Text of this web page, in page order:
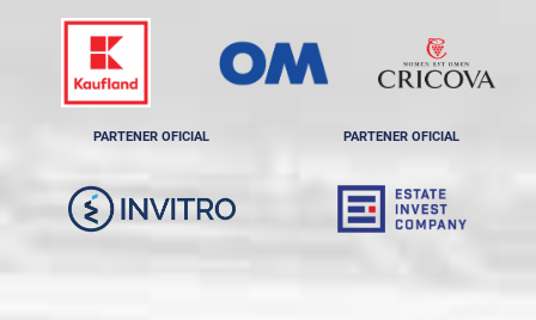
PARTENER OFICIAL PARTENER OFICIAL